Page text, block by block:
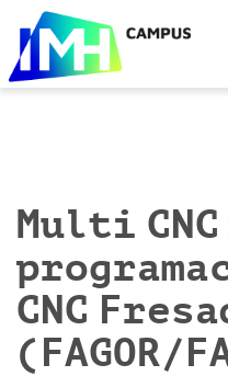
e
Multi
CNC
(FAGOR/